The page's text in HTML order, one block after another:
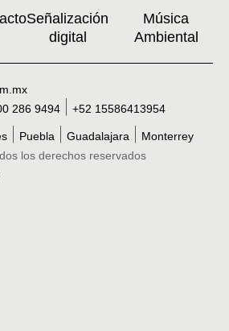
Señalización
digital
Música
Ambiental
los derechos reservados
286 9494 +52 15586413954
Puebla Guadalajara Monterrey